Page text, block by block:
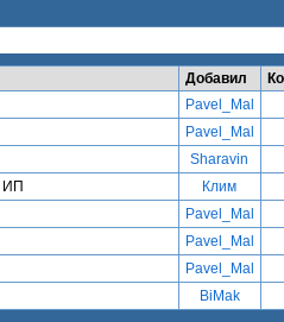
Добавил
Pavel_Mal
Pavel_Mal
Sharavin
ИП
Клим
Pavel_Mal
Pavel_Mal
Pavel_Mal
BiMak